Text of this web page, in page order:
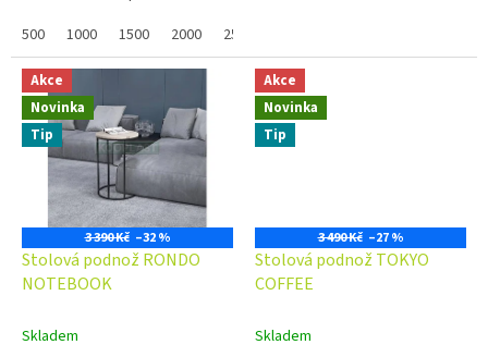
online a po...
500 1000 1500 2000 2500
Akce
Novinka
Tip
3 390 Kč –32 %
Stolová podnož RONDO
NOTEBOOK
Skladem
Akce
Novinka
Tip
3 490 Kč –27 %
Stolová podnož TOKYO
COFFEE
Skladem